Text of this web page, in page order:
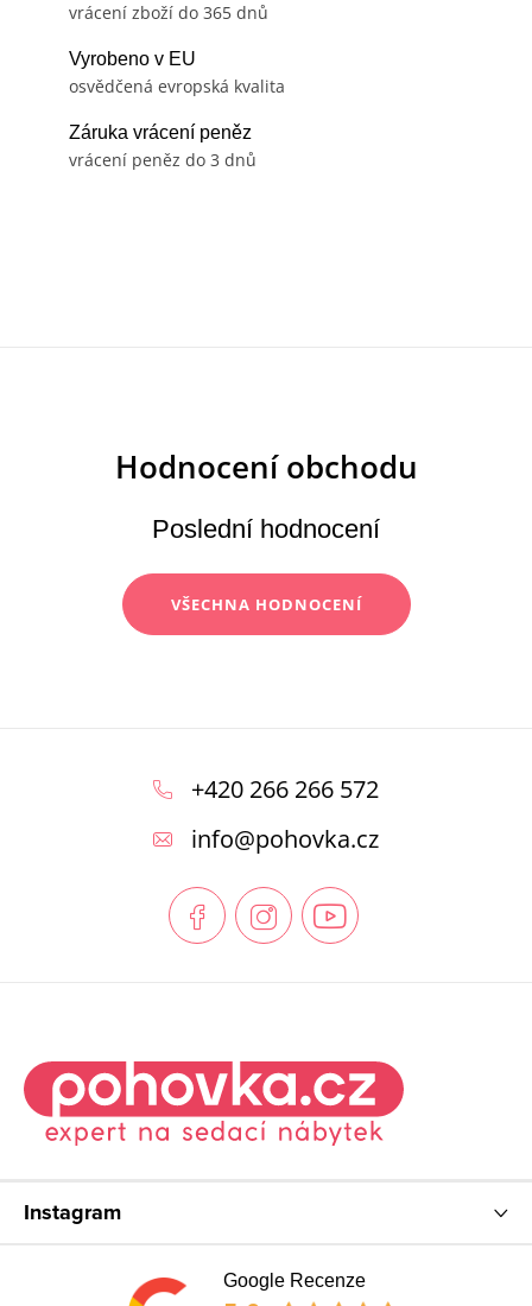
vrácení zboží do 365 dnů
Vyrobeno v EU
osvědčená evropská kvalita
Záruka vrácení peněz
vrácení peněz do 3 dnů
Poslední hodnocení
VŠECHNA HODNOCENÍ
+420 266 266 572
info@pohovka.cz
Instagram
Google Recenze